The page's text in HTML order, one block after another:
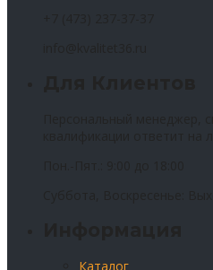
Каталог